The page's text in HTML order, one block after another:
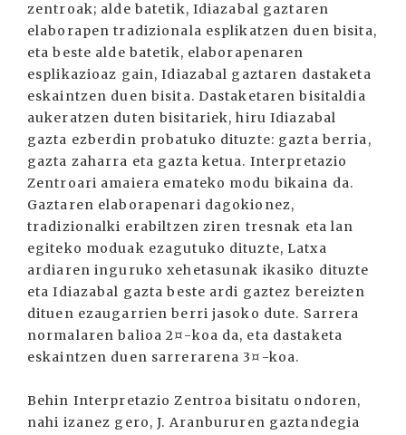
zentroak; alde batetik, Idiazabal gaztaren
elaborapen tradizionala esplikatzen duen bisita,
eta beste alde batetik, elaborapenaren
esplikazioaz gain, Idiazabal gaztaren dastaketa
eskaintzen duen bisita. Dastaketaren bisitaldia
aukeratzen duten bisitariek, hiru Idiazabal
gazta ezberdin probatuko dituzte: gazta berria,
gazta zaharra eta gazta ketua. Interpretazio
Zentroari amaiera emateko modu bikaina da.
Gaztaren elaborapenari dagokionez,
tradizionalki erabiltzen ziren tresnak eta lan
egiteko moduak ezagutuko dituzte, Latxa
ardiaren inguruko xehetasunak ikasiko dituzte
eta Idiazabal gazta beste ardi gaztez bereizten
dituen ezaugarrien berri jasoko dute. Sarrera
normalaren balioa 2¤-koa da, eta dastaketa
eskaintzen duen sarrerarena 3¤-koa.
Behin Interpretazio Zentroa bisitatu ondoren,
nahi izanez gero, J. Aranbururen gaztandegia